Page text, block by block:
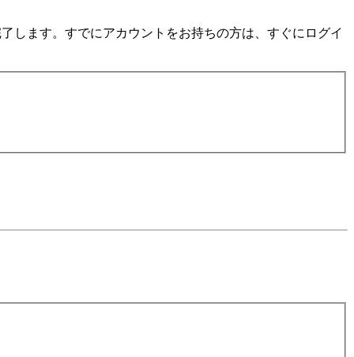
します。すでにアカウントをお持ちの方は、すぐにログイ